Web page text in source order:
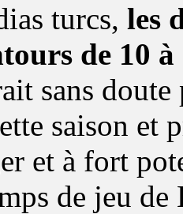
turcs, les
de 10
sans
saison et
et à fort
de jeu